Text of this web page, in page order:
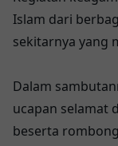
Islam dari
sekitarnya yang
Dalam
ucapan selamat
beserta